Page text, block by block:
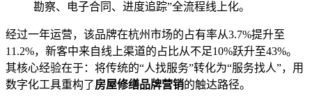
勘察、电子合同、进度追踪”全流程线上化。
经过一年运营，该品牌在杭州市场的占有率从3.7%提升至
11.2%，新客中来自线上渠道的占比从不足10%跃升至43%。
其核心经验在于：将传统的“人找服务”转化为“服务找人”，用
数字化工具重构了房屋修缮品牌营销的触达路径。